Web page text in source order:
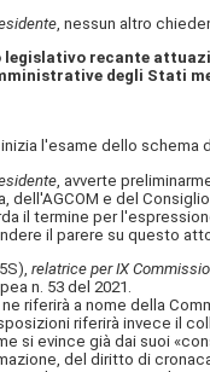
, nessun altro
legislativo recante
degli Stati
l'esame dello schema
, avverte
dell'AGCOM e del
il termine per
il parere su questo
relatrice per IX
n. 53 del 2021.
riferirà a nome della
riferirà invece il
si evince già dai suoi
del diritto di